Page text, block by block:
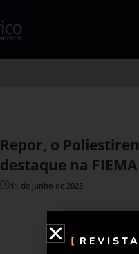
Repor, o
destaque na FIEMA
11 de junho de 2025